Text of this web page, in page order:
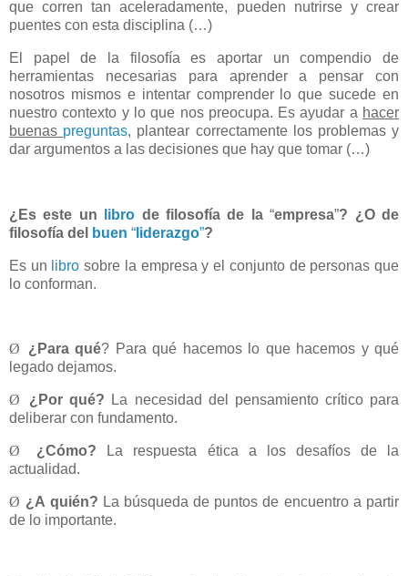
que corren tan aceleradamente, pueden nutrirse y crear
puentes con esta disciplina (…)
El papel de la filosofía es aportar un compendio de
herramientas necesarias para aprender a pensar con
nosotros mismos e intentar comprender lo que sucede en
nuestro contexto y lo que nos preocupa. Es ayudar a hacer
buenas preguntas, plantear correctamente los problemas y
dar argumentos a las decisiones que hay que tomar (…)
¿Es este un libro de filosofía de la“empresa”? ¿O de
filosofía del
buen “ liderazgo”?
Es un libro sobre la empresa y el conjunto de personas que
lo conforman.
Ø ¿Para qué? Para qué hacemos lo que hacemos y qué
legado dejamos.
Ø ¿Por qué? La necesidad del pensamiento crítico para
deliberar con fundamento.
Ø ¿Cómo? La respuesta ética a los desafíos de la
actualidad.
Ø ¿A quién? La búsqueda de puntos de encuentro a partir
de lo importante.